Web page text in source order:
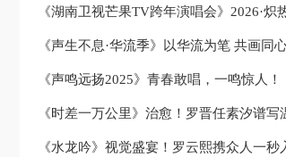
《湖南卫视芒果TV跨年演唱会》2026·炽
《声生不息·华流季》以华流为笔 共画同心
《声鸣远扬2025》青春敢唱，一鸣惊人！
《时差一万公里》治愈！罗晋任素汐谱写
《水龙吟》视觉盛宴！罗云熙携众人一秒